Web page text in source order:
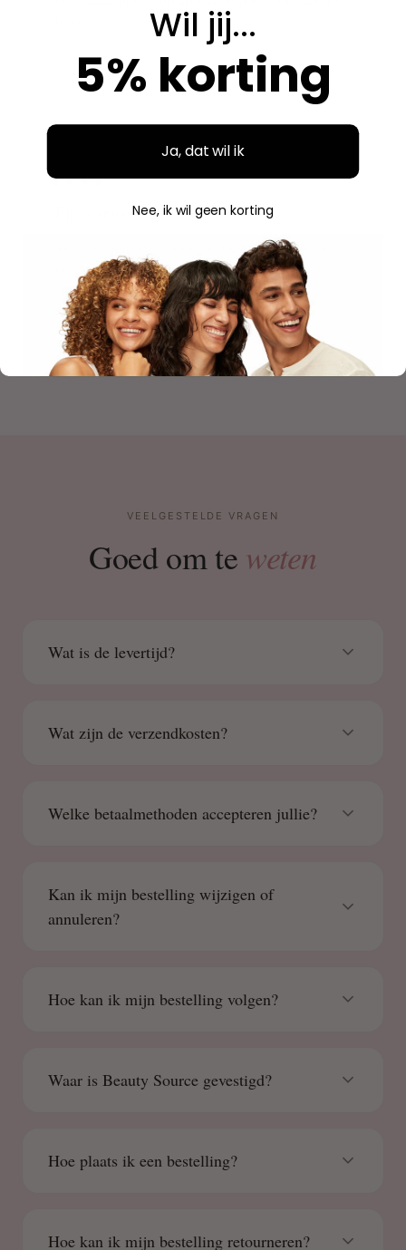
Aidan
Geverifieerde aankoop
"
"Fijne ervaring"
Duidelijke website, makkelijk bestellen en mooie
verpakking. Volgende keer weer.
S Savannah
Geverifieerde aankoop
VEELGESTELDE VRAGEN
Goed om te weten
Wat is de levertijd?
Wat zijn de verzendkosten?
Welke betaalmethoden accepteren jullie?
Kan ik mijn bestelling wijzigen of
annuleren?
Hoe kan ik mijn bestelling volgen?
Waar is Beauty Source gevestigd?
Hoe plaats ik een bestelling?
Hoe kan ik mijn bestelling retourneren?
Wil jij...
5% korting
Ja, dat wil ik
Nee, ik wil geen korting